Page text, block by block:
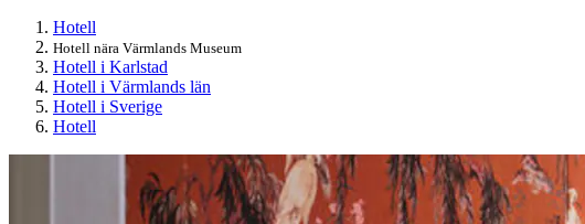
Hotell
Hotell nära Värmlands Museum
Hotell i Karlstad
Hotell i Värmlands län
Hotell i Sverige
Hotell